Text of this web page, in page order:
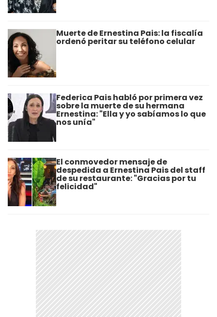
Muerte de Ernestina Pais: la fiscalía
ordenó peritar su teléfono celular
Federica Pais habló por primera vez
sobre la muerte de su hermana
Ernestina: "Ella y yo sabíamos lo que
nos unía"
El conmovedor mensaje de
despedida a Ernestina Pais del staff
de su restaurante: "Gracias por tu
felicidad"